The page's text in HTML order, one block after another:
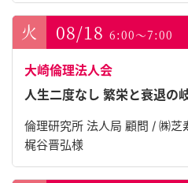
08/18 6:00～7:00
大崎倫理法人会
人生二度なし 繁栄と衰退の
倫理研究所 法人局 顧問 / ㈱芝
梶谷晋弘様